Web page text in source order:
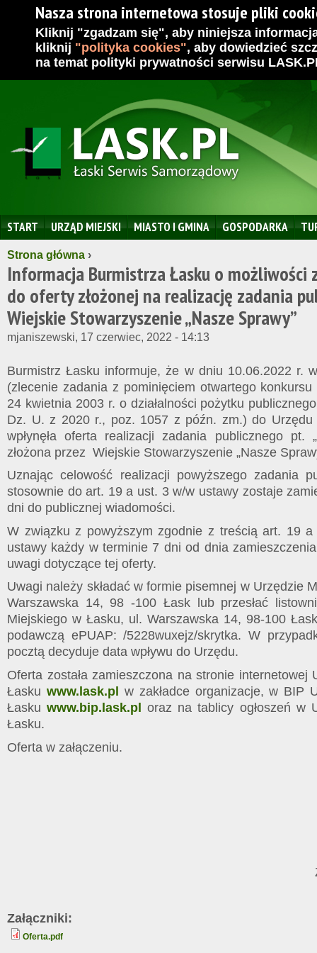
Nasza strona internetowa stosuje pliki
Kliknij "zgadzam się", aby niniejsza
kliknij "polityka cookies", aby dowiedzieć
na temat polityki prywatności serwisu
Strona główna ›
Informacja Burmistrza Łasku o możliwości
do oferty złożonej na realizację zadania
Wiejskie Stowarzyszenie „Nasze Sprawy”
mjaniszewski, 17 czerwiec, 2022 - 14:13
Burmistrz Łasku informuje, że w dniu 10.06.2022 r.
(zlecenie zadania z pominięciem otwartego
24 kwietnia 2003 r. o działalności pożytku
Dz. U. z 2020 r., poz. 1057 z późn. zm.) do Urzędu
wpłynęła oferta realizacji zadania publicznego pt.
złożona przez Wiejskie Stowarzyszenie „Nasze
Uznając celowość realizacji powyższego zadania
stosownie do art. 19 a ust. 3 w/w ustawy zostaje
dni do publicznej wiadomości.
W związku z powyższym zgodnie z treścią art. 19
ustawy każdy w terminie 7 dni od dnia
uwagi dotyczące tej oferty.
Uwagi należy składać w formie pisemnej w Urzędzie
Warszawska 14, 98 -100 Łask lub przesłać
Miejskiego w Łasku, ul. Warszawska 14, 98-100
podawczą ePUAP: /5228wuxejz/skrytka. W
pocztą decyduje data wpływu do Urzędu.
Oferta została zamieszczona na stronie internetowej
Łasku www.lask.pl w zakładce organizacje, w BIP
Łaskuwww.bip.lask.pl oraz na tablicy ogłoszeń w
Łasku.
Oferta w załączeniu.
Załączniki:
Oferta.pdf
START URZĄD MIEJSKI MIASTO I GMINA GOSPODARKA